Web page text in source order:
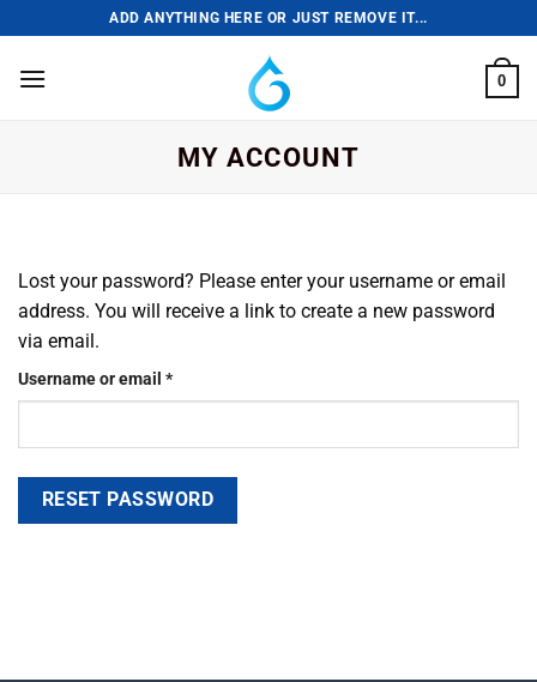
to
content
ADD ANYTHING HERE OR JUST REMOVE IT...
0
MY ACCOUNT
Lost your password? Please enter your username or email
address. You will receive a link to create a new password
via email.
Username or email *Required
RESET PASSWORD